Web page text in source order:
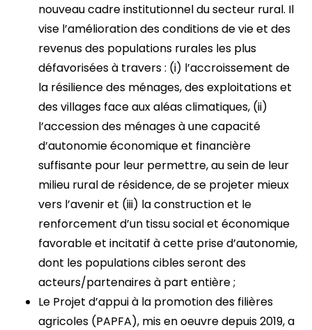
nouveau cadre institutionnel du secteur rural. Il
vise l’amélioration des conditions de vie et des
revenus des populations rurales les plus
défavorisées à travers : (i) l’accroissement de
la résilience des ménages, des exploitations et
des villages face aux aléas climatiques, (ii)
l’accession des ménages à une capacité
d’autonomie économique et financière
suffisante pour leur permettre, au sein de leur
milieu rural de résidence, de se projeter mieux
vers l’avenir et (iii) la construction et le
renforcement d’un tissu social et économique
favorable et incitatif à cette prise d’autonomie,
dont les populations cibles seront des
acteurs/partenaires à part entière ;
Le Projet d’appui à la promotion des filières
agricoles (PAPFA), mis en oeuvre depuis 2019, a